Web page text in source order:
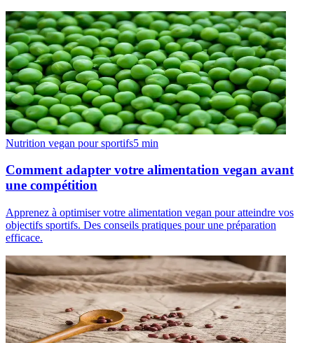
Nutrition vegan pour sportifs5 min
Comment adapter votre alimentation vegan avant
une compétition
Apprenez à optimiser votre alimentation vegan pour atteindre vos
objectifs sportifs. Des conseils pratiques pour une préparation
efficace.